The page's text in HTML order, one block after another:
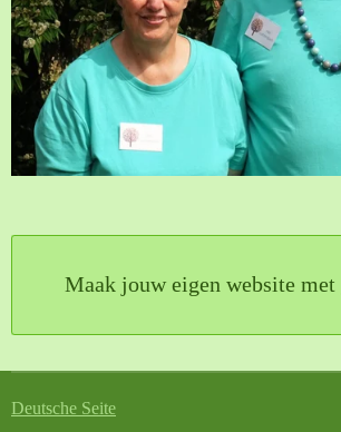
Maak jouw eigen website met
Deutsche Seite